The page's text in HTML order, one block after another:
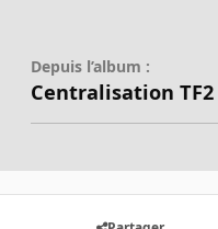
Depuis l’album :
Centralisation TF2